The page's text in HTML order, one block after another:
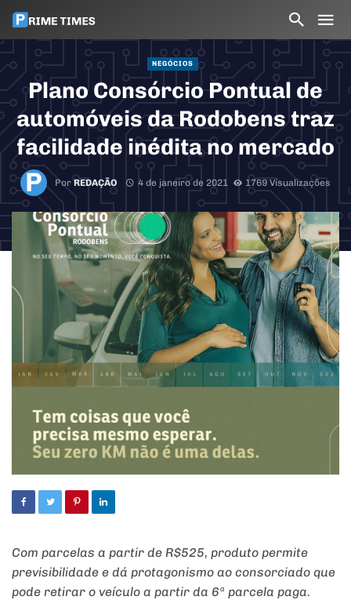
NEGÓCIOS
Plano Consórcio Pontual de
automóveis da Rodobens traz
facilidade inédita no mercado
PorREDAÇÃO 4 de janeiro de 2021 1769 Visualizações
Com parcelas a partir de R$525, produto permite
previsibilidade e dá protagonismo ao consorciado que
pode retirar o veículo a partir da 6ª parcela paga.